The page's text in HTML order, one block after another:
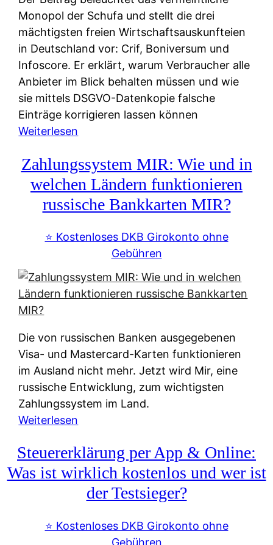
Monopol der Schufa und stellt die drei
mächtigsten freien Wirtschaftsauskunfteien
in Deutschland vor: Crif, Boniversum und
Infoscore. Er erklärt, warum Verbraucher alle
Anbieter im Blick behalten müssen und wie
sie mittels DSGVO-Datenkopie falsche
Einträge korrigieren lassen können
Weiterlesen
c
h
u
f
-
l
t
n
a
t
i
v
e
&
f
r
e
Zahlungssystem MIR: Wie und in
welchen Ländern funktionieren
russische Bankkarten MIR?
⭐️ Kostenloses DKB Girokonto ohne
Gebühren
Die von russischen Banken ausgegebenen
Visa- und Mastercard-Karten funktionieren
im Ausland nicht mehr. Jetzt wird Mir, eine
russische Entwicklung, zum wichtigsten
Zahlungssystem im Land.
Weiterlesen
a
h
g
Steuererklärung per App & Online:
Was ist wirklich kostenlos und wer ist
der Testsieger?
⭐️ Kostenloses DKB Girokonto ohne
Gebühren